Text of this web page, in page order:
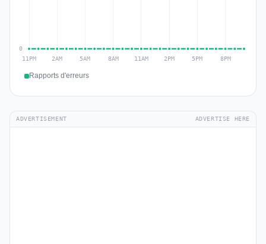
Rapports d'erreurs
ADVERTISEMENT ADVERTISE HERE